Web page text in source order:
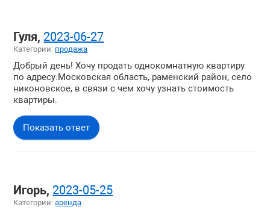
Гуля, 2023-06-27
Категории: продажа
Добрый день! Хочу продать однокомнатную квартиру
по адресу:Московская область, раменский район, село
никоновское, в связи с чем хочу узнать стоимость
квартиры.
Показать ответ
Игорь, 2023-05-25
Категории:аренда